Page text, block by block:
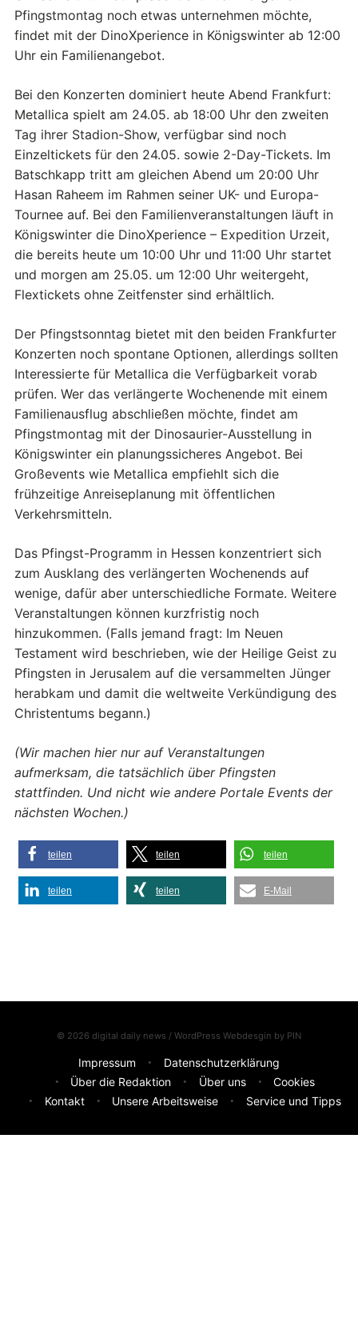
Pfingstmontag noch etwas unternehmen möchte,
findet mit der DinoXperience in Königswinter ab 12:00
Uhr ein Familienangebot.
Bei den Konzerten dominiert heute Abend Frankfurt:
Metallica spielt am 24.05. ab 18:00 Uhr den zweiten
Tag ihrer Stadion-Show, verfügbar sind noch
Einzeltickets für den 24.05. sowie 2-Day-Tickets. Im
Batschkapp tritt am gleichen Abend um 20:00 Uhr
Hasan Raheem im Rahmen seiner UK- und Europa-
Tournee auf. Bei den Familienveranstaltungen läuft in
Königswinter die DinoXperience – Expedition Urzeit,
die bereits heute um 10:00 Uhr und 11:00 Uhr startet
und morgen am 25.05. um 12:00 Uhr weitergeht,
Flextickets ohne Zeitfenster sind erhältlich.
Der Pfingstsonntag bietet mit den beiden Frankfurter
Konzerten noch spontane Optionen, allerdings sollten
Interessierte für Metallica die Verfügbarkeit vorab
prüfen. Wer das verlängerte Wochenende mit einem
Familienausflug abschließen möchte, findet am
Pfingstmontag mit der Dinosaurier-Ausstellung in
Königswinter ein planungssicheres Angebot. Bei
Großevents wie Metallica empfiehlt sich die
frühzeitige Anreiseplanung mit öffentlichen
Verkehrsmitteln.
Das Pfingst-Programm in Hessen konzentriert sich
zum Ausklang des verlängerten Wochenends auf
wenige, dafür aber unterschiedliche Formate. Weitere
Veranstaltungen können kurzfristig noch
hinzukommen. (Falls jemand fragt: Im Neuen
Testament wird beschrieben, wie der Heilige Geist zu
Pfingsten in Jerusalem auf die versammelten Jünger
herabkam und damit die weltweite Verkündigung des
Christentums begann.)
(Wir machen hier nur auf Veranstaltungen
aufmerksam, die tatsächlich über Pfingsten
stattfinden. Und nicht wie andere Portale Events der
nächsten Wochen.)
teilen teilen teilen
teilen teilen E-Mail
© 2026 digital daily news / WordPress Webdesgin by PIN
Impressum
Datenschutzerklärung
Über die Redaktion
Über uns
Cookies
Kontakt
Unsere Arbeitsweise Service und Tipps